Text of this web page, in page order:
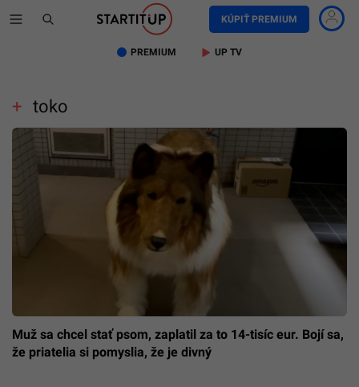
KÚPIŤ PREMIUM
PREMIUM UP TV
toko
Muž sa chcel stať psom, zaplatil za to 14-tisíc eur. Bojí sa,
že priatelia si pomyslia, že je divný